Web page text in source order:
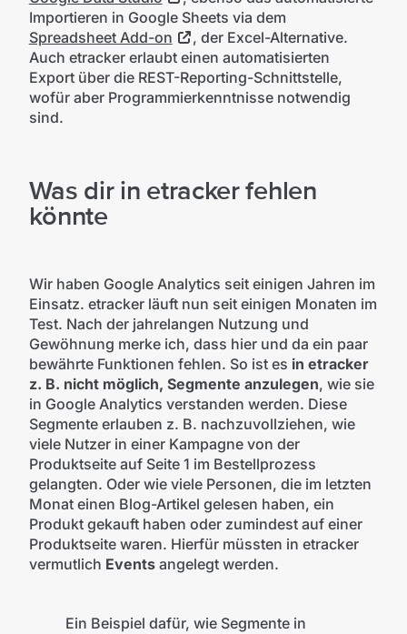
Importieren in Google Sheets via dem
Spreadsheet Add-on
, der Excel-Alternative.
Auch etracker erlaubt einen automatisierten
Export über die REST-Reporting-Schnittstelle,
wofür aber Programmierkenntnisse notwendig
sind.
Was dir in etracker fehlen
könnte
Wir haben Google Analytics seit einigen Jahren im
Einsatz. etracker läuft nun seit einigen Monaten im
Test. Nach der jahrelangen Nutzung und
Gewöhnung merke ich, dass hier und da ein paar
bewährte Funktionen fehlen. So ist es in etracker
z. B. nicht möglich, Segmente anzulegen, wie sie
in Google Analytics verstanden werden. Diese
Segmente erlauben z. B. nachzuvollziehen, wie
viele Nutzer in einer Kampagne von der
Produktseite auf Seite 1 im Bestellprozess
gelangten. Oder wie viele Personen, die im letzten
Monat einen Blog-Artikel gelesen haben, ein
Produkt gekauft haben oder zumindest auf einer
Produktseite waren. Hierfür müssten in etracker
vermutlich Eventsangelegt werden.
Ein Beispiel dafür, wie Segmente in